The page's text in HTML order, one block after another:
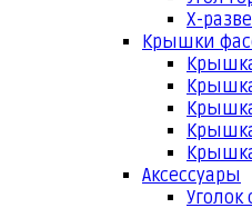
Х-
Крышки
Аксессуары